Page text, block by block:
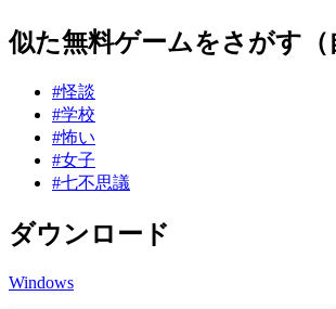
似た無料ゲームをさがす（
#怪談
#学校
#怖い
#女子
#七不思議
ダウンロード
Windows